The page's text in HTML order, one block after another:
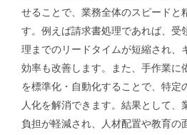
せることで、業務全体のスピードと
す。例えば請求書処理であれば、受
理までのリードタイムが短縮され、
効率も改善します。また、手作業に
を標準化・自動化することで、特定
人化を解消できます。結果として、
負担が軽減され、人材配置や教育の